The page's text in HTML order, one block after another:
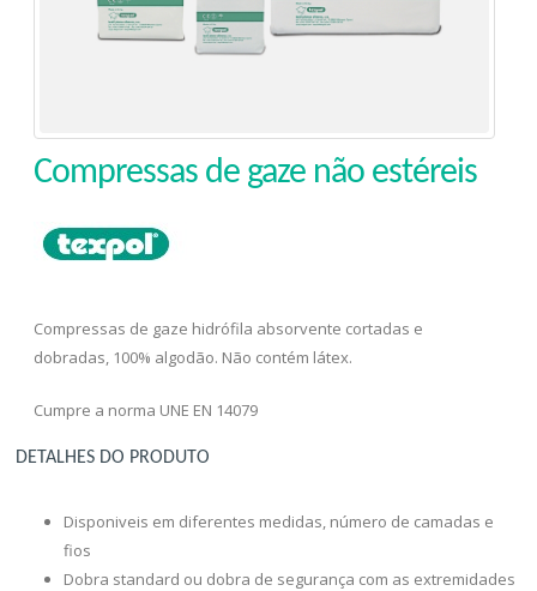
Compressas de gaze não estéreis
Compressas de gaze hidrófila absorvente cortadas e
dobradas, 100% algodão. Não contém látex.
Cumpre a norma UNE EN 14079
DETALHES DO PRODUTO
Disponiveis em diferentes medidas, número de camadas e
fios
Dobra standard ou dobra de segurança com as extremidades